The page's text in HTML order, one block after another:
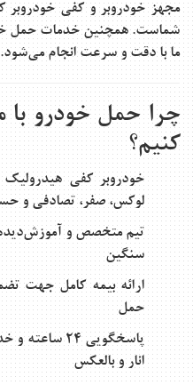
مجهز خودروبر وکفی خودروبر
شماست. همچنین خدمات حمل
ما با دقت و سرعت انجام می‌شود.
چرا حمل خودرو با
کنیم؟
خودروبر کفی هیدرولیک
لوکس، صفر، تصادفی و
تیم متخصص و
سنگین
ارائه بیمه کامل جهت
حمل
پاسخگویی 24
انار و بالعکس